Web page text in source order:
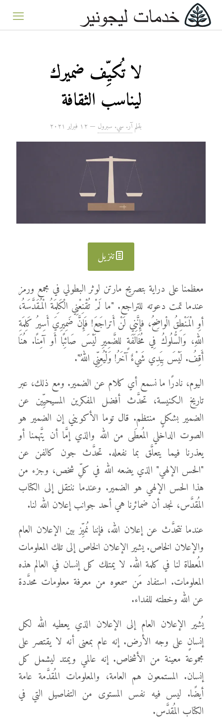
لا تُكيِّف ضميرك
ليناسب الثقافة
بقلم آر. سي. سبرول — ۱۲ فبراير ۲۰۲۱
تنزيل
معظمنا على دراية بتصريح مارتن لوثر البطولي في مجمع ورمز
عندما تمت دعوته للتراجع. "ما لَمْ تُقْنِعْنِي الْكَلِمَةُ الْمُقَدَّسَةُ،
أوِ الْمَنْطِقُ الْواضِحُ، فإِنَّنِي لَنْ أَتراجَعَ! فَإِنَّ ضَمِيرِيَ أَسِيرُ كَلِمَةِ
اللهِ، وَالسُّلُوكُ فِي مُخَالَفَةٍ للضَّمِيرِ لَيْسَ صَائِبًا أَو آمِنًا. هُنَا
أَقِفُ. لَيْسَ بِيَدِي شَيْءٌ آخَرُ! وَلْيُعِنِّي اللهُ".
اليوم، نادرًا ما نسمع أي كلام عن الضمير. ومع ذلك، عبر
تاريخ الكنيسة، تحدَّث أفضل المفكرين المسيحيِّين عن
الضمير بشكلٍ منتظم. قال توما الأكويني إن الضمير هو
الصوت الداخلي المُعطَى من الله والذي إمَّا أن يتَّهمنا أو
يعذرنا فيما يتعلَّق بما نفعله. تحدَّث جون كالفن عن
"الحس الإلهي" الذي يضعه الله في كلِّ شخص، وجزء من
هذا الحس الإلهي هو الضمير. وعندما ننتقل إلى الكتاب
المُقدَّس، نجد أن ضمائرنا هي أحد جوانب إعلان الله لنا.
عندما نتحدَّث عن إعلان الله، فإننا نُميِّز بين الإعلان العام
والإعلان الخاص. يشير الإعلان الخاص إلى تلك المعلومات
المُعطاة لنا في كلمة الله. لا يمتلك كل إنسان في العالم هذه
المعلومات. استفاد مَن سمعوه من معرفة معلومات محدَّدة
عن الله وخطته للفداء.
يُشير الإعلان العام إلى الإعلان الذي يعطيه الله لكل
إنسانٍ على وجه الأرض. إنه عام بمعنى أنه لا يقتصر على
مجموعة معينة من الأشخاص. إنه عالمي ويمتد ليشمل كل
إنسان. المستمعون هم العامة، والمعلومات المُقدَّمة عامة
أيضًا. ليس فيه نفس المستوى من التفاصيل التي في
الكتاب المُقدَّس.